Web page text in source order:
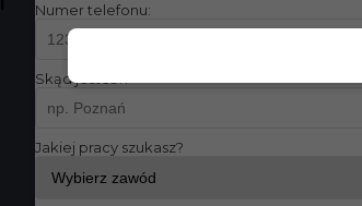
Numer telefonu:
Skąd jesteś?:
Jakiej pracy szukasz?